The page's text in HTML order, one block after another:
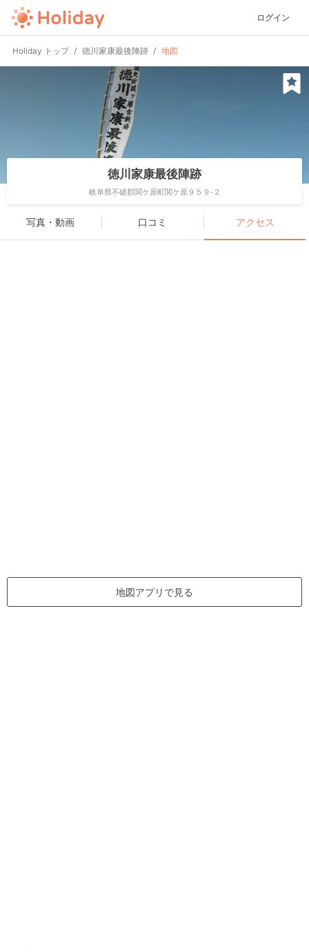
ログイン
Holiday トップ 徳川家康最後陣跡 地図
徳川家康最後陣跡
岐阜県不破郡関ケ原町関ケ原９５９-２
写真・動画 口コミ アクセス
地図アプリで見る